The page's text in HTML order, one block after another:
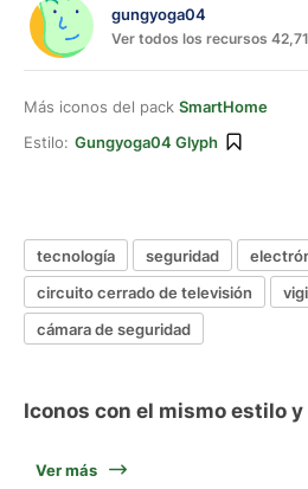
gungyoga04
Ver todos los recursos
Más iconos del pack SmartHome
Estilo: Gungyoga04 Glyph
tecnología seguridad
circuito cerrado de televisión
cámara de seguridad
Iconos con el mismo estilo
Ver más